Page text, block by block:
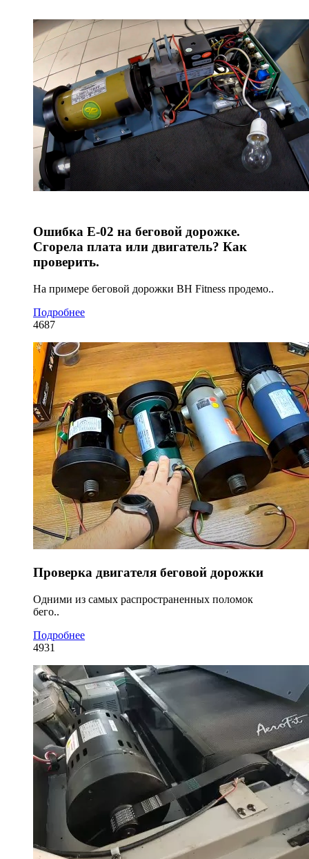
Ошибка E-02 на беговой дорожке.
Сгорела плата или двигатель? Как
проверить.
На примере беговой дорожки BH Fitness продемо..
Подробнее
4687
Проверка двигателя беговой дорожки
Одними из самых распространенных поломок
бего..
Подробнее
4931